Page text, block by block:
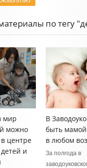
по тегу
мир
можно
центре
и
В
быть
в любом
За полгода в